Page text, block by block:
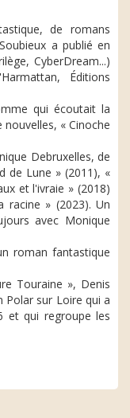
de romans
a publié en
CyberDream...)
Éditions
qui écoutait la
« Cinoche
Debruxelles, de
de Lune » (2011), «
et l'ivraie » (2018)
racine » (2023). Un
avec Monique
roman fantastique
Touraine », Denis
Polar sur Loire qui a
et qui regroupe les